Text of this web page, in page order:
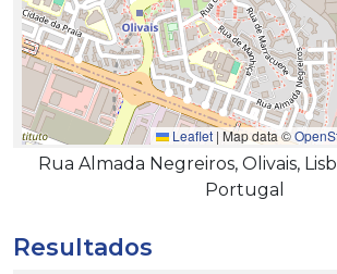
Leaflet |Map data ©
Rua Almada Negreiros, Olivais,
Portugal
Resultados